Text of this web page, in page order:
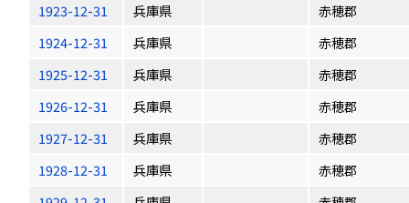
1923-12-31
兵庫県
赤穂郡
1924-12-31
兵庫県
赤穂郡
1925-12-31
兵庫県
赤穂郡
1926-12-31
兵庫県
赤穂郡
1927-12-31
兵庫県
赤穂郡
1928-12-31
兵庫県
赤穂郡